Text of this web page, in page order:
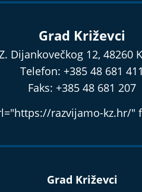
Grad Križevci
Dijankovečkog 12, 48260
Telefon: +385 48 681 411
Faks: +385 48 681 207
razvijamo-kz.hr/"
Grad Križevci